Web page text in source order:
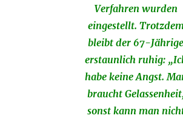
Verfahren wurden
eingestellt.
bleibt der 67-Jährige
erstaunlich ruhig:
habe keine Angst.
braucht
sonst kann man